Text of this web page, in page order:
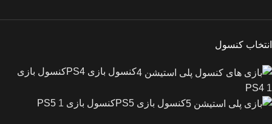
انتخاب کنسول
کنسول بازی PS4
کنسول بازی
PS4 1
کنسول بازی PS5
کنسول بازی PS5 1